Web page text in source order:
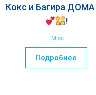
Кокс и Багира ДОМА
!
Misc
Подробнее